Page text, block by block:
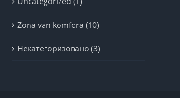
Zona van komfora (10)
Некатегоризовано (3)